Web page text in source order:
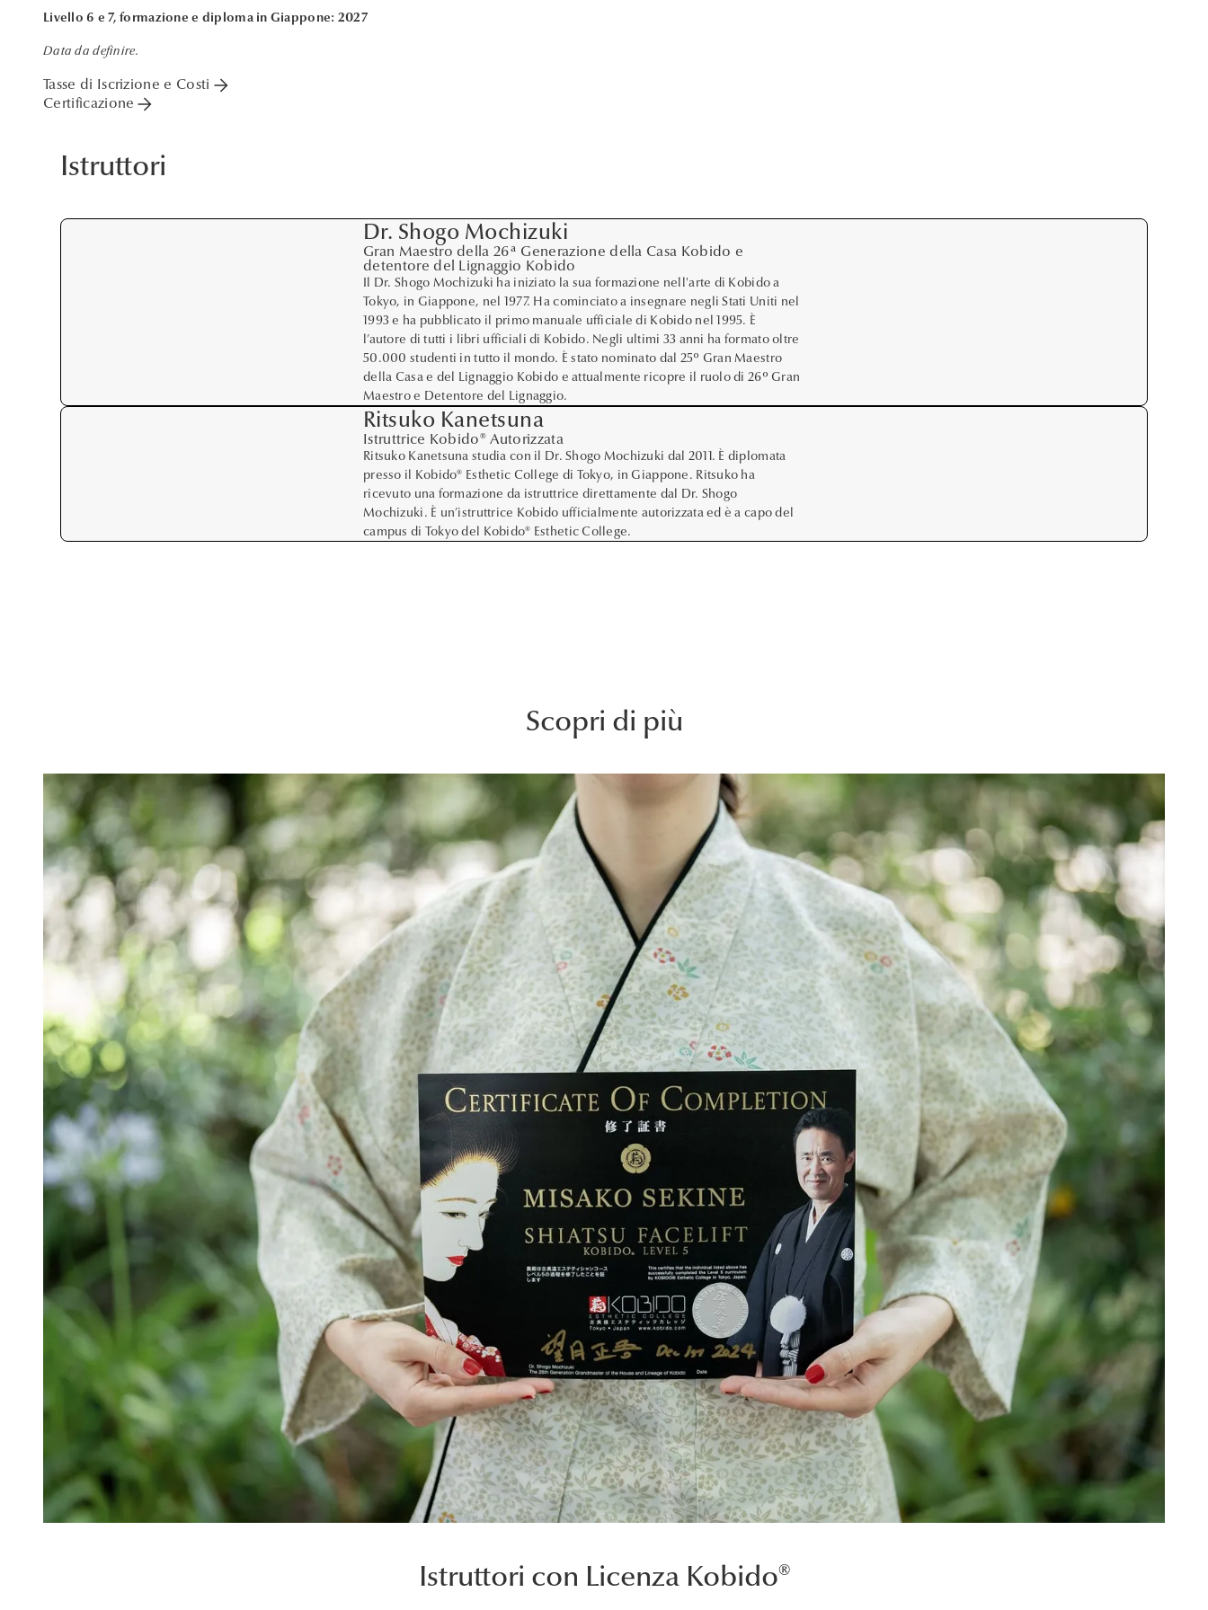
Livello 6 e 7, formazione e diploma in Giappone: 2027
Data da definire.
Tasse di Iscrizione e Costi arrow_forward
Certificazione arrow_forward
Istruttori
Dr. Shogo Mochizuki
Gran Maestro della 26ª Generazione della Casa Kobido e
detentore del Lignaggio Kobido
Il Dr. Shogo Mochizuki ha iniziato la sua formazione nell'arte di Kobido a
Tokyo, in Giappone, nel 1977. Ha cominciato a insegnare negli Stati Uniti nel
1993 e ha pubblicato il primo manuale ufficiale di Kobido nel 1995. È
l’autore di tutti i libri ufficiali di Kobido. Negli ultimi 33 anni ha formato oltre
50.000 studenti in tutto il mondo. È stato nominato dal 25º Gran Maestro
della Casa e del Lignaggio Kobido e attualmente ricopre il ruolo di 26º Gran
Maestro e Detentore del Lignaggio.
Ritsuko Kanetsuna
Istruttrice Kobido® Autorizzata
Ritsuko Kanetsuna studia con il Dr. Shogo Mochizuki dal 2011. È diplomata
presso il Kobido® Esthetic College di Tokyo, in Giappone. Ritsuko ha
ricevuto una formazione da istruttrice direttamente dal Dr. Shogo
Mochizuki. È un’istruttrice Kobido ufficialmente autorizzata ed è a capo del
campus di Tokyo del Kobido® Esthetic College.
Scopri di più
Istruttori con Licenza Kobido®